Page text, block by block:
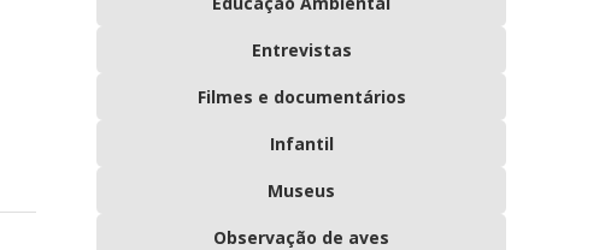
Entrevistas
Filmes e documentários
Infantil
Museus
Observação de aves